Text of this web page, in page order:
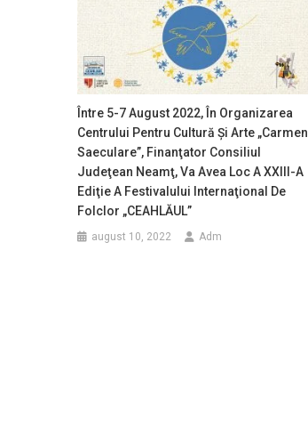
Între 5-7 August 2022, În Organizarea
Centrului Pentru Cultură Şi Arte „Carmen
Saeculare”, Finanţator Consiliul
Judeţean Neamţ, Va Avea Loc A XXIII-A
Ediţie A Festivalului Internaţional De
Folclor „CEAHLĂUL”
august 10, 2022 Adm